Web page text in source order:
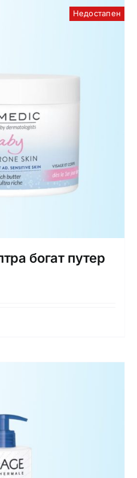
Недостапен
богат путер